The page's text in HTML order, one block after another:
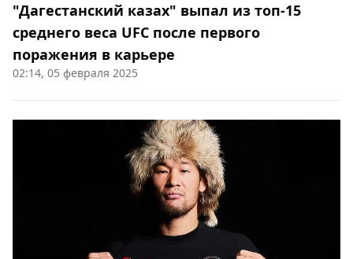
"Дагестанский казах" выпал из топ-15
среднего веса UFC после первого
поражения в карьере
02:14, 05 февраля 2025